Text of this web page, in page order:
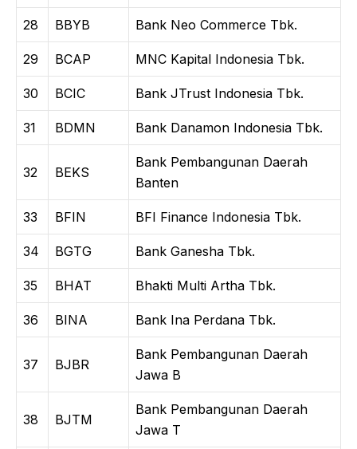
28 BBYB Bank Neo Commerce Tbk.
29 BCAP MNC Kapital Indonesia Tbk.
30 BCIC Bank JTrust Indonesia Tbk.
31 BDMN Bank Danamon Indonesia Tbk.
32 BEKS
Bank Pembangunan Daerah
Banten
33 BFIN BFI Finance Indonesia Tbk.
34 BGTG Bank Ganesha Tbk.
35 BHAT Bhakti Multi Artha Tbk.
36 BINA Bank Ina Perdana Tbk.
37 BJBR
Bank Pembangunan Daerah
Jawa B
38 BJTM
Bank Pembangunan Daerah
Jawa T